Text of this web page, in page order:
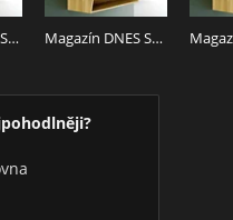
Magazín DNES SPECIÁL Střední Čechy - 7.8.2026 Magazín DNES SPECIÁL Pardubický - 7.8.2026